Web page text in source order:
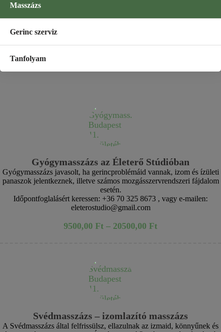
Masszázs
Gerinc szerviz
Tanfolyam
Gyógymasszázs az Életerő Stúdióban
Gyógymasszázs javasolt, ha gerincproblémáid vannak, izom és ízületi
panaszok jelentkeznek, illetve számos mozgásszervrendszeri fájdalom
esetén.
Időpontfoglalásért keressen: +36 70 325 8673 , vagy e-mailen:
eleterostudio@gmail.com
9500,00 Ft – 20500,00 Ft
Svédmasszázs – izomlazító masszázs
A Svédmasszázs által felfrissülsz, ellazulnak az izmaid, könnyűnek és